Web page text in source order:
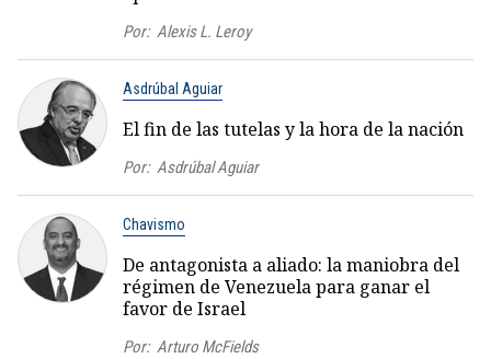
Por: Alexis L. Leroy
Asdrúbal Aguiar
El fin de las tutelas y la hora de la nación
Por: Asdrúbal Aguiar
Chavismo
De antagonista a aliado: la maniobra del
régimen de Venezuela para ganar el
favor de Israel
Por: Arturo McFields